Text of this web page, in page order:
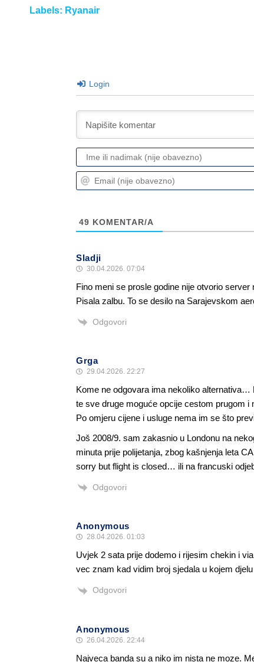
Labels: Ryanair
Login
49 KOMENTAR/A
Sladji
30.04.2026. 07:04
Fino meni se prosle godine nije otvorio
Pisala zalbu. To se desilo na Sarajevskom
Odgovori
Grga
29.04.2026. 22:27
Kome ne odgovara ima nekoliko alternativa…
te sve druge moguće opcije cestom prugom
Po omjeru cijene i usluge nema im se što
Još 2008/9. sam zakasnio u Londonu na
minuta prije polijetanja, zbog kašnjenja leta
sorry but flight is closed… ili na francuski
Odgovori
Anonymous
28.04.2026. 01:03
Uvjek 2 sata prije dodemo i rijesim chekin i
vec znam kad vidim broj sjedala u kojem
Odgovori
Anonymous
26.04.2026. 22:44
Najveca banda su a niko im nista ne moze.